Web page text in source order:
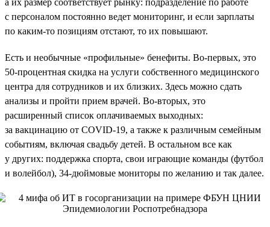
с персоналом постоянно ведет мониторинг, и если зарплаты
по каким-то позициям отстают, то их повышают.
Есть и необычные «профильные» бенефиты. Во-первых, это
50‑процентная скидка на услуги собственного медицинского
центра для сотрудников и их близких. Здесь можно сдать
анализы и пройти прием врачей. Во-вторых, это
расширенный список оплачиваемых выходных:
за вакцинацию от COVID-19, а также к различным семейным
событиям, включая свадьбу детей. В остальном все как
у других: поддержка спорта, свои играющие команды (футбол
и волейбол), 34‑дюймовые мониторы по желанию и так далее.